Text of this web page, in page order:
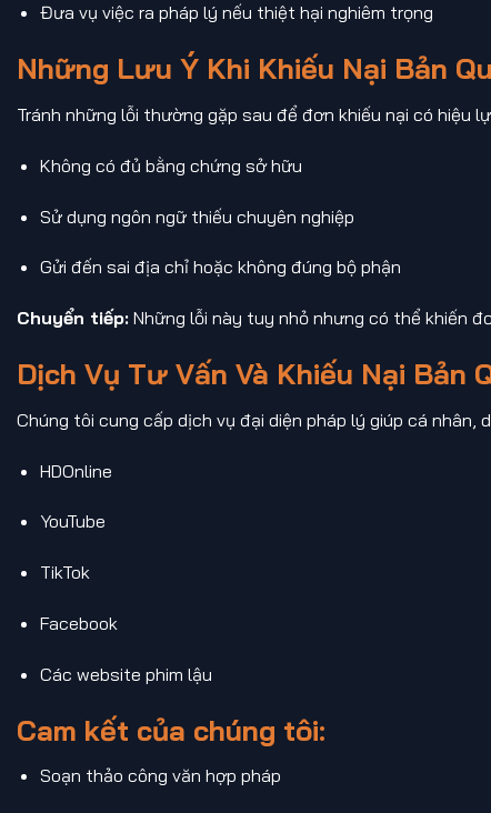
Đưa vụ việc ra pháp lý nếu thiệt hại nghiêm trọng
Những Lưu Ý Khi Khiếu Nại Bản
Tránh những lỗi thường gặp sau để đơn khiếu nại có hiệu
Không có đủ bằng chứng sở hữu
Sử dụng ngôn ngữ thiếu chuyên nghiệp
Gửi đến sai địa chỉ hoặc không đúng bộ phận
Chuyển tiếp: Những lỗi này tuy nhỏ nhưng có thể khiến
Dịch Vụ Tư Vấn Và Khiếu Nại Bản
Chúng tôi cung cấp dịch vụ đại diện pháp lý giúp cá nhân,
HDOnline
YouTube
TikTok
Facebook
Các website phim lậu
Cam kết của chúng tôi:
Soạn thảo công văn hợp pháp